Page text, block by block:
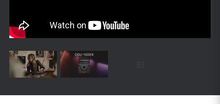
WI-FI-TOEGANG TOT DE CLOUD EN
STREAMINGPLATFORMS
CloudDirectPlay-bibliotheek en tot compatibele
streamingdiensten zoals Apple Music, Beatport Streaming of
TIDAL (afhankelijk van je abonnement). In tegenstelling tot een